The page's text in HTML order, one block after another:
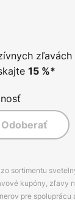
zľavách
15%*
Odoberať
sortimentu
kupóny, zľavy
pre spoluprácu